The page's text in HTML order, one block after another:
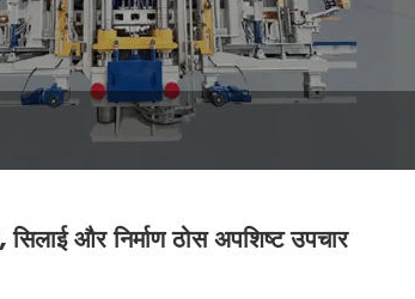
और निर्माण ठोस अपशिष्ट उपचार